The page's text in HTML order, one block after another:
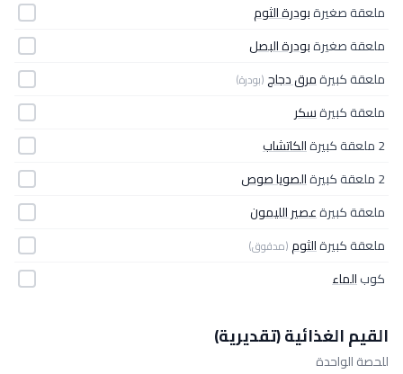
ملعقة صغيرةبودرة الثوم
ملعقة صغيرةبودرة البصل
ملعقة كبيرةمرق دجاج(بودرة)
ملعقة كبيرةسكر
2 ملعقة كبيرة
الكاتشاب
2 ملعقة كبيرة
الصويا صوص
ملعقة كبيرةعصير الليمون
ملعقة كبيرةالثوم(مدقوق)
كوبالماء
القيم الغذائية (تقديرية)
للحصة الواحدة